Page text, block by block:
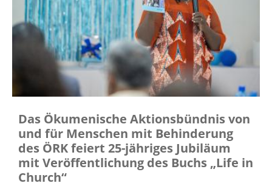
Das Ökumenische Aktionsbündnis von
und für Menschen mit Behinderung
des ÖRK feiert 25-jähriges Jubiläum
mit Veröffentlichung des Buchs „Life in
Church“